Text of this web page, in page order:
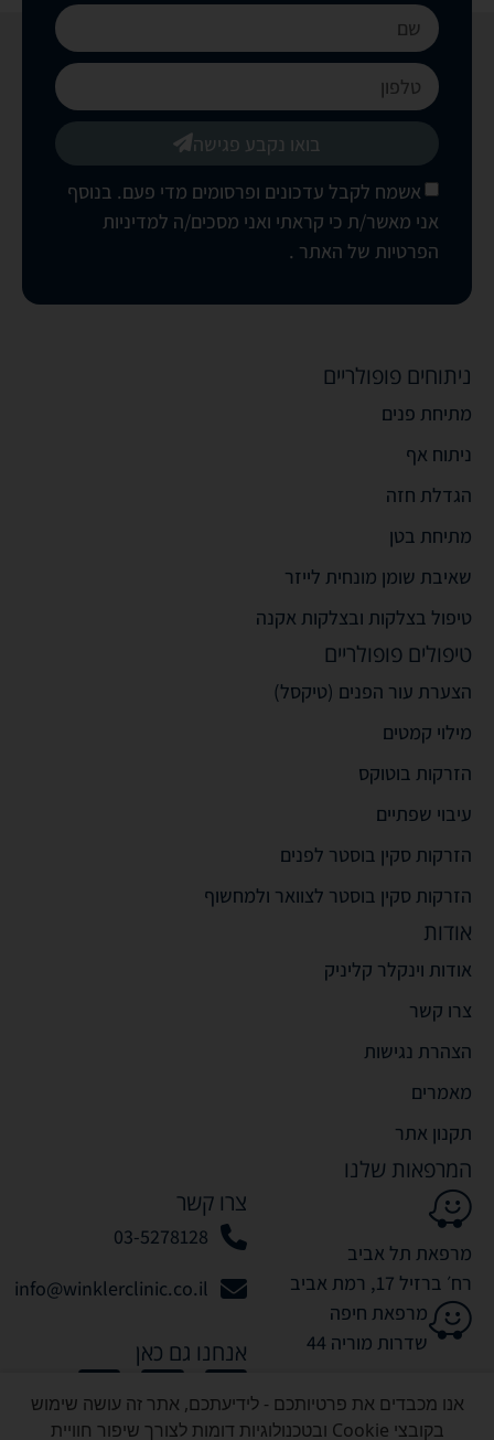
אשמח לקבל עדכונים ופרסומים מדי פעם. בנוסף
אני מאשר/ת כי קראתי ואני מסכים/ה למדיניות
הפרטיות של האתר .
בואו נקבע פגישה
ניתוחים פופולריים
מתיחת פנים
ניתוח אף
הגדלת חזה
מתיחת בטן
שאיבת שומן מונחית לייזר
טיפול בצלקות ובצלקות אקנה
טיפולים פופולריים
הצערת עור הפנים (טיקסל)
מילוי קמטים
הזרקות בוטוקס
עיבוי שפתיים
הזרקות סקין בוסטר לפנים
הזרקות סקין בוסטר לצוואר ולמחשוף
אודות
אודות וינקלר קליניק
צרו קשר
הצהרת נגישות
מאמרים
תקנון אתר
המרפאות שלנו
מרפאת תל אביב
רח׳ ברזיל 17, רמת אביב
מרפאת חיפה
שדרות מוריה 44
צרו קשר
03-5278128
info@winklerclinic.co.il
אנחנו גם כאן
אנו מכבדים את פרטיותכם - לידיעתכם, אתר זה עושה שימוש
בקובצי Cookie ובטכנולוגיות דומות לצורך שיפור חוויית